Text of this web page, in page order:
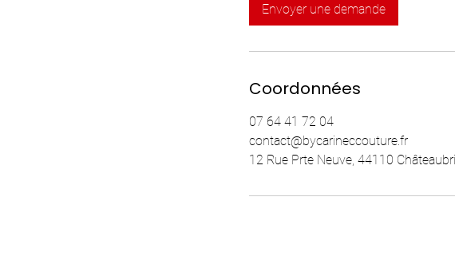
Envoyer une demande
Coordonnées
07 64 41 72 04
contact@bycarineccouture.fr
12 Rue Prte Neuve, 44110